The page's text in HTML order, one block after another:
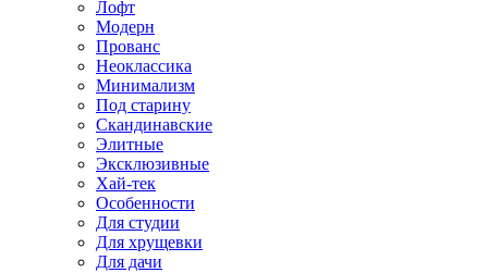
Лофт
Модерн
Прованс
Неоклассика
Минимализм
Под старину
Скандинавские
Элитные
Эксклюзивные
Хай-тек
Особенности
Для студии
Для хрущевки
Для дачи